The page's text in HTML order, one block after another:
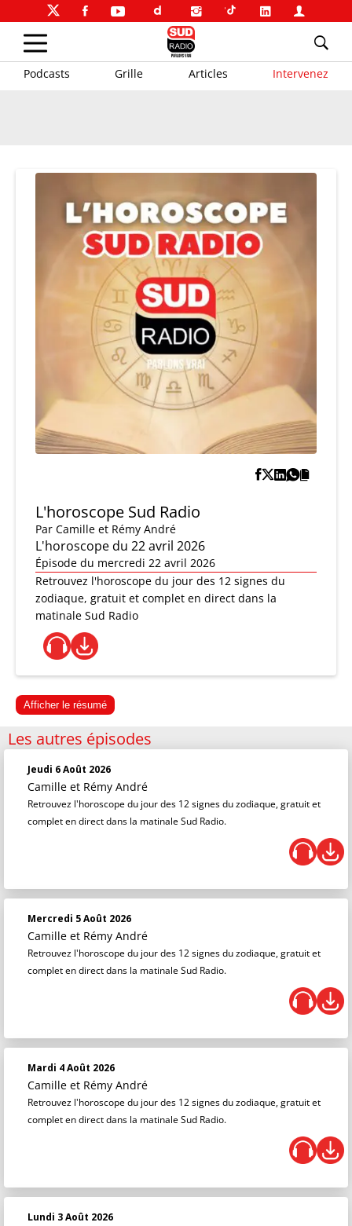
Podcasts Grille Articles Intervenez
L'horoscope Sud Radio
Par Camille et Rémy André
L'horoscope du 22 avril 2026
Épisode du mercredi 22 avril 2026
Retrouvez l'horoscope du jour des 12 signes du
zodiaque, gratuit et complet en direct dans la
matinale Sud Radio
Afficher le résumé
Les autres épisodes
Jeudi 6 Août 2026
Camille et Rémy André
Retrouvez l'horoscope du jour des 12 signes du zodiaque, gratuit et
complet en direct dans la matinale Sud Radio.
Mercredi 5 Août 2026
Camille et Rémy André
Retrouvez l'horoscope du jour des 12 signes du zodiaque, gratuit et
complet en direct dans la matinale Sud Radio.
Mardi 4 Août 2026
Camille et Rémy André
Retrouvez l'horoscope du jour des 12 signes du zodiaque, gratuit et
complet en direct dans la matinale Sud Radio.
Lundi 3 Août 2026